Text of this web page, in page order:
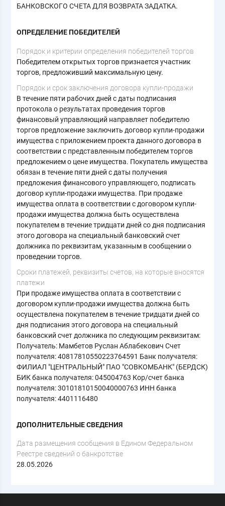
БАНКОВСКОГО СЧЕТА ДЛЯ ВОЗВРАТА ЗАДАТКА.
ОПРЕДЕЛЕНИЕ ПОБЕДИТЕЛЕЙ
Порядок и критерии определения победителей торгов
Победителем открытых торгов признается участник
торгов, предложивший максимальную цену.
Порядок и срок заключения договора купли-продажи
В течение пяти рабочих дней с даты подписания
протокола о результатах проведения торгов
финансовый управляющий направляет победителю
торгов предложение заключить договор купли-продажи
имущества с приложением проекта данного договора в
соответствии с представленным победителем торгов
предложением о цене имущества. Покупатель имущества
обязан в течение пяти дней с даты получения
предложения финансового управляющего, подписать
договор купли-продажи имущества. При продаже
имущества оплата в соответствии с договором купли-
продажи имущества должна быть осуществлена
покупателем в течение тридцати дней со дня подписания
этого договора на специальный банковский счет
должника по реквизитам, указанным в сообщении о
проведении торгов.
Сроки платежей, реквизиты счетов, на которые вносятся
платежи
При продаже имущества оплата в соответствии с
договором купли-продажи имущества должна быть
осуществлена покупателем в течение тридцати дней со
дня подписания этого договора на специальный
банковский счет должника по следующим реквизитам:
Получатель: Мамбетов Руслан Аблабекович Счет
получателя: 40817810550223764591 Банк получателя:
ФИЛИАЛ "ЦЕНТРАЛЬНЫЙ" ПАО "СОВКОМБАНК" (БЕРДСК)
БИК банка получателя: 045004763 Кор/счет банка
получателя: 30101810150040000763 ИНН банка
получателя: 4401116480
ДОПОЛНИТЕЛЬНЫЕ СВЕДЕНИЯ
Дата размещения сообщения в Едином Федеральном
Реестре сведений о банкротстве
28.05.2026